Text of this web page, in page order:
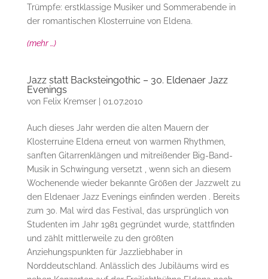
Trümpfe: erstklassige Musiker und Sommerabende in
der romantischen Klosterruine von Eldena.
(mehr …)
Jazz statt Backsteingothic – 30. Eldenaer Jazz
Evenings
von Felix Kremser| 01.07.2010
Auch dieses Jahr werden die alten Mauern der
Klosterruine Eldena erneut von warmen Rhythmen,
sanften Gitarrenklängen und mitreißender Big-Band-
Musik in Schwingung versetzt , wenn sich an diesem
Wochenende wieder bekannte Größen der Jazzwelt zu
den Eldenaer Jazz Evenings einfinden werden . Bereits
zum 30. Mal wird das Festival, das ursprünglich von
Studenten im Jahr 1981 gegründet wurde, stattfinden
und zählt mittlerweile zu den größten
Anziehungspunkten für Jazzliebhaber in
Norddeutschland. Anlässlich des Jubiläums wird es